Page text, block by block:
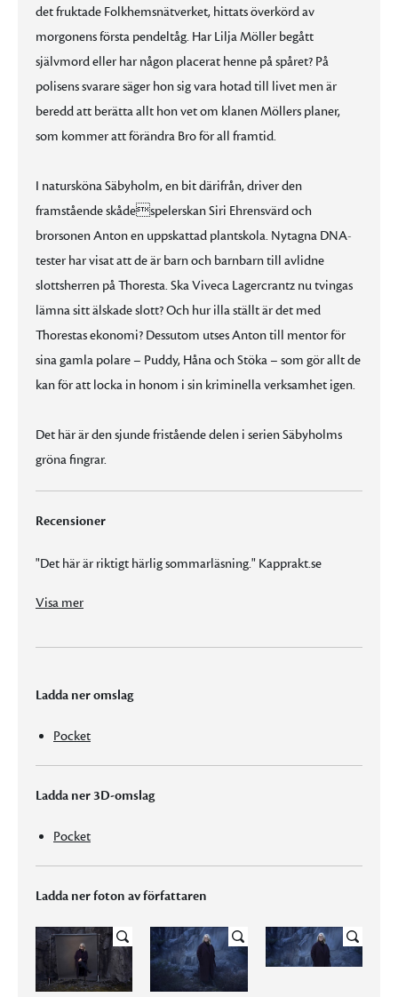
det fruktade Folkhemsnätverket, hittats överkörd av
morgonens första pendeltåg. Har Lilja Möller begått
självmord eller har någon placerat henne på spåret? På
polisens svarare säger hon sig vara hotad till livet men är
beredd att berätta allt hon vet om klanen Möllers planer,
som kommer att förändra Bro för all framtid.
I natursköna Säbyholm, en bit därifrån, driver den
framstående skådespelerskan Siri Ehrensvärd och
brorsonen Anton en uppskattad plantskola. Nytagna DNA-
tester har visat att de är barn och barnbarn till avlidne
slottsherren på Thoresta. Ska Viveca Lagercrantz nu tvingas
lämna sitt älskade slott? Och hur illa ställt är det med
Thorestas ekonomi? Dessutom utses Anton till mentor för
sina gamla polare – Puddy, Håna och Stöka – som gör allt de
kan för att locka in honom i sin kriminella verksamhet igen.
Det här är den sjunde fristående delen i serien Säbyholms
gröna fingrar.
Recensioner
"Det här är riktigt härlig sommarläsning." Kapprakt.se
Visa mer
Ladda ner omslag
Pocket
Ladda ner 3D-omslag
Pocket
Ladda ner foton av författaren